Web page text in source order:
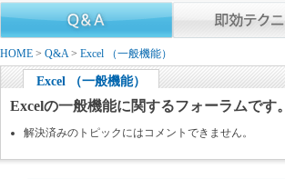
HOME > Q&A> Excel （一般機能）
Excel （一般機能）
Excelの一般機能に関するフォーラムです。
解決済みのトピックにはコメントできません。